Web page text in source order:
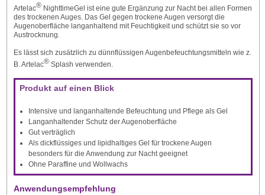
Artelac®NighttimeGel ist eine gute Ergänzung zur Nacht bei allen Formen
des trockenen Auges. Das Gel gegen trockene Augen versorgt die
Augenoberfläche langanhaltend mit Feuchtigkeit und schützt sie so vor
Austrocknung.
Es lässt sich zusätzlich zu dünnflüssigen Augenbefeuchtungsmitteln wie z.
B. Artelac®Splash verwenden.
Produkt auf einen Blick
Intensive und langanhaltende Befeuchtung und Pflege als Gel
Langanhaltender Schutz der Augenoberfläche
Gut verträglich
Als dickflüssiges und lipidhaltiges Gel für trockene Augen
besonders für die Anwendung zur Nacht geeignet
Ohne Paraffine und Wollwachs
Anwendungsempfehlung